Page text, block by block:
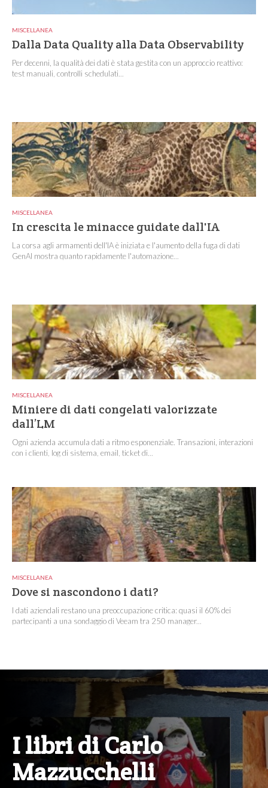
MISCELLANEA
Dalla Data Quality alla Data Observability
Per decenni, la qualità dei dati è stata gestita con un approccio reattivo:
test manuali, controlli schedulati...
MISCELLANEA
In crescita le minacce guidate dall'IA
La corsa agli armamenti dell'IA è iniziata e l'aumento della fuga di dati
GenAI mostra quanto rapidamente l'automazione...
MISCELLANEA
Miniere di dati congelati valorizzate
dall’LM
Ogni azienda accumula dati a ritmo esponenziale. Transazioni, interazioni
con i clienti, log di sistema, email, ticket di...
MISCELLANEA
Dove si nascondono i dati?
I dati aziendali restano una preoccupazione critica: quasi il 60% dei
partecipanti a una sondaggio di Veeam tra 250 manager...
I libri di Carlo
Mazzucchelli